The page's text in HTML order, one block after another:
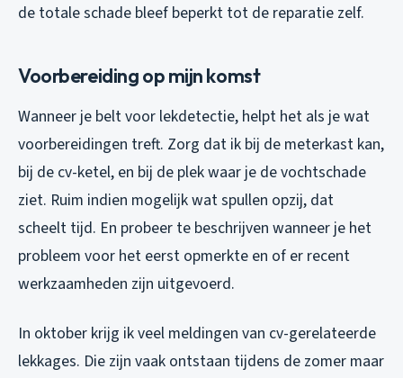
de totale schade bleef beperkt tot de reparatie zelf.
Voorbereiding op mijn komst
Wanneer je belt voor lekdetectie, helpt het als je wat
voorbereidingen treft. Zorg dat ik bij de meterkast kan,
bij de cv-ketel, en bij de plek waar je de vochtschade
ziet. Ruim indien mogelijk wat spullen opzij, dat
scheelt tijd. En probeer te beschrijven wanneer je het
probleem voor het eerst opmerkte en of er recent
werkzaamheden zijn uitgevoerd.
In oktober krijg ik veel meldingen van cv-gerelateerde
lekkages. Die zijn vaak ontstaan tijdens de zomer maar